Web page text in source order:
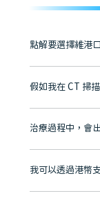
點解要選擇維港
維港口腔踐行「醫
牌」、「2025香港
至今已服務超過三
市市民極高的口碑
有咨詢及服務保障
假如我在 CT 掃
不會！只要未開始
治療過程中，會
不會，治療前我們
我可以透過港幣
可以。維港口腔會